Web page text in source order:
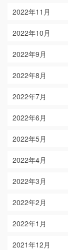
2022年11月
2022年10月
2022年9月
2022年8月
2022年7月
2022年6月
2022年5月
2022年4月
2022年3月
2022年2月
2022年1月
2021年12月